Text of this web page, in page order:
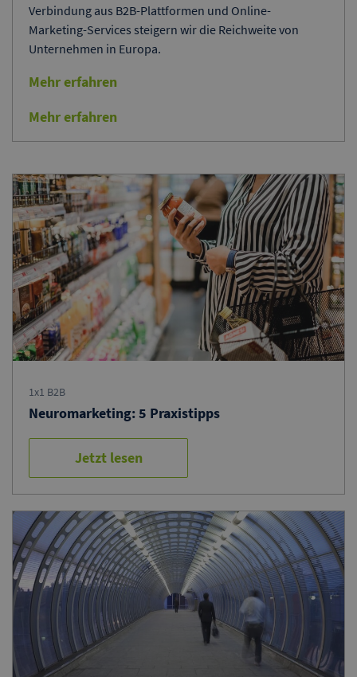
Verbindung aus B2B-Plattformen und Online-
Marketing-Services steigern wir die Reichweite von
Unternehmen in Europa.
Mehr erfahren
Mehr erfahren
1x1 B2B
Neuromarketing: 5 Praxistipps
Jetzt lesen